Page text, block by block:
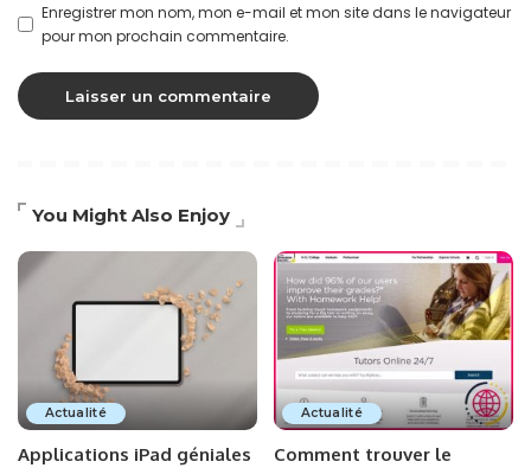
Enregistrer mon nom, mon e-mail et mon site dans le navigateur
pour mon prochain commentaire.
You Might Also Enjoy
Actualité
Applications iPad géniales
Actualité
Comment trouver le